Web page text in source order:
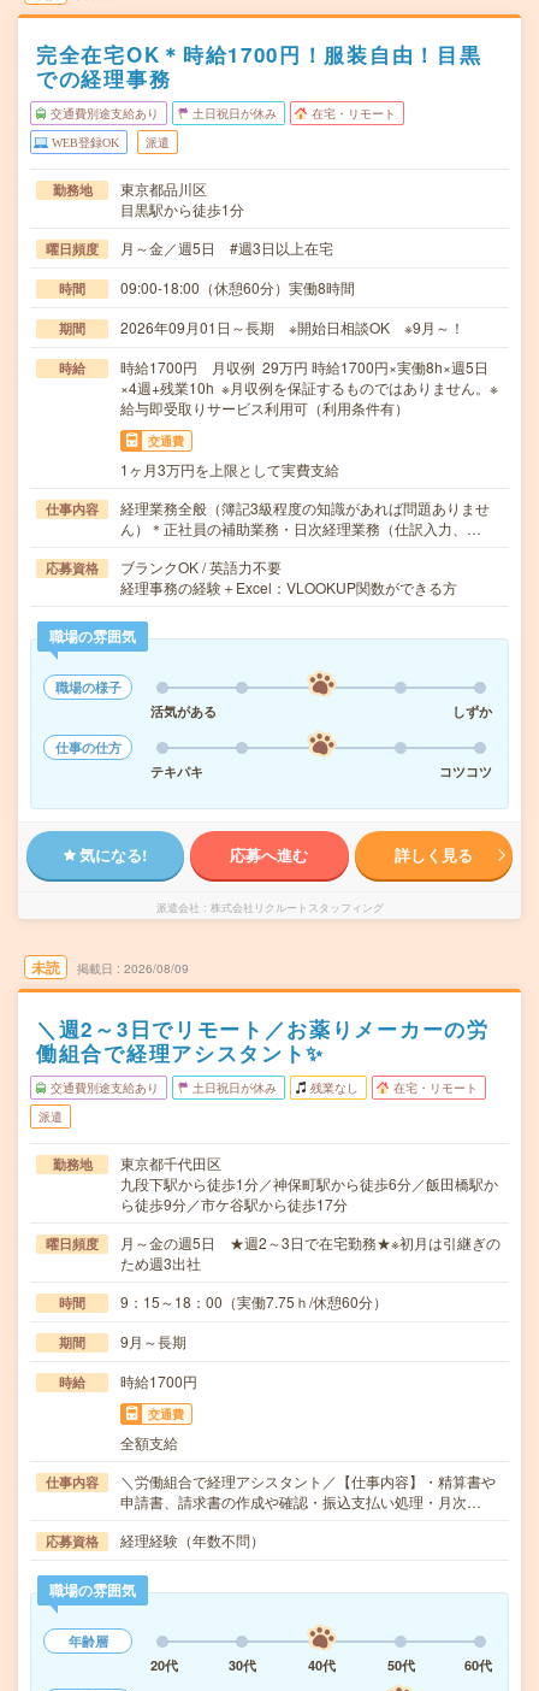
完全在宅OK＊時給1700円！服装自由！目黒
での経理事務
交通費別途支給あり 土日祝日が休み 在宅・リモート
WEB登録OK 派遣
勤務地
東京都品川区
目黒駅から徒歩1分
曜日頻度 月～金／週5日 #週3日以上在宅
時間 09:00-18:00（休憩60分）実働8時間
期間 2026年09月01日～長期 ※開始日相談OK ※9月～！
時給
時給1700円 月収例 29万円 時給1700円×実働8h×週5日
×4週+残業10h ※月収例を保証するものではありません。※
給与即受取りサービス利用可（利用条件有）
交通費
1ヶ月3万円を上限として実費支給
仕事内容
経理業務全般（簿記3級程度の知識があれば問題ありませ
ん）＊正社員の補助業務・日次経理業務（仕訳入力、…
応募資格
ブランクOK / 英語力不要
経理事務の経験＋Excel：VLOOKUP関数ができる方
職場の雰囲気
職場の様子
活気がある
しずか
仕事の仕方
テキパキ
コツコツ
気になる! 応募へ進む 詳しく見る
派遣会社 株式会社リクルートスタッフィング
未読 掲載日 2026/08/09
＼週2～3日でリモート／お薬りメーカーの労
働組合で経理アシスタント✨
交通費別途支給あり 土日祝日が休み 残業なし 在宅・リモート
派遣
勤務地
東京都千代田区
九段下駅から徒歩1分／神保町駅から徒歩6分／飯田橋駅か
ら徒歩9分／市ケ谷駅から徒歩17分
曜日頻度
月～金の週5日 ★週2～3日で在宅勤務★※初月は引継ぎの
ため週3出社
時間 9：15～18：00（実働7.75ｈ/休憩60分）
期間 9月～長期
時給 時給1700円
交通費
全額支給
仕事内容
＼労働組合で経理アシスタント／【仕事内容】・精算書や
申請書、請求書の作成や確認・振込支払い処理・月次…
応募資格 経理経験（年数不問）
職場の雰囲気
年齢層
20代
30代 40代 50代
60代